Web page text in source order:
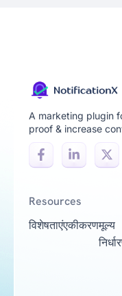
A marketing plugin
proof & increase
Resources
विशेषताएंएकीकरणमूल्य